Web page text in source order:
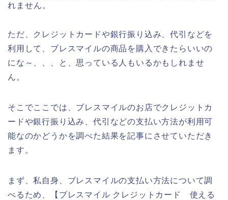
れません。
ただ、クレジットカードや銀行振り込み、代引などを
利用して、ブレスマイルの商品を購入できたらいいの
にな～、、、と、思っている人もいるかもしれませ
ん。
そこでここでは、ブレスマイルのお店でクレジットカ
ードや銀行振り込み、代引などの支払い方法が利用可
能なのかどうかを調べた結果を記事にさせていただき
ます。
まず、私自身、ブレスマイルの支払い方法について調
べるため、【ブレスマイル クレジットカード 使える